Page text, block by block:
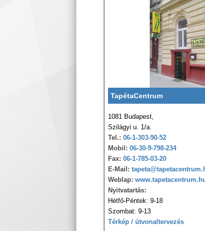
TapétaCentrum
1081 Budapest,
Szilágyi u. 1/a.
Tel.: 06-1-303-90-52
Mobil: 06-30-9-798-234
Fax: 06-1-785-03-20
E-Mail:
Weblap:
Nyitvatartás:
Hétfő-Péntek: 9-18
Szombat: 9-13
Térkép / útvonaltervezés